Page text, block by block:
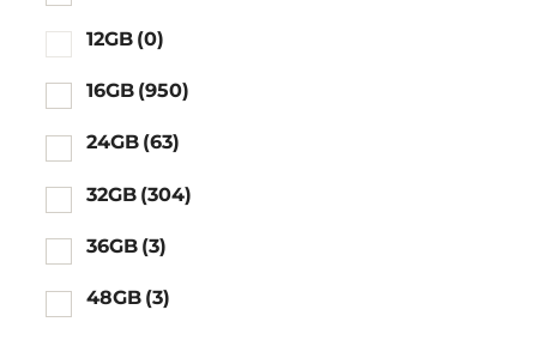
12GB (0)
16GB (950)
24GB (63)
32GB (304)
36GB (3)
48GB (3)